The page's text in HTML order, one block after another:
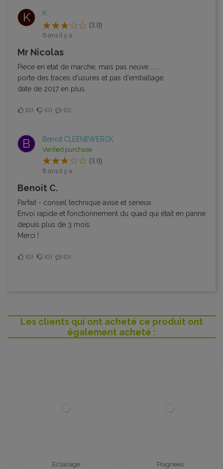
K K.
(3.0)
6 ans il y a
mr Nicolas
Piece en etat de marche, mais pas neuve.......
porte des traces d'usures et pas d'emballage.
date de 2017 en plus.
0 0 0
B Benoit CLEENEWERCK
Verified purchase
(3.0)
8 ans il y a
Benoit C.
Parfait - conseil technique avisé et serieux
Envoi rapide et fonctionnement du quad qui était en panne
depuis plus de 3 mois.
Merci !
0 0 0
Les clients qui ont acheté ce produit ont
également acheté :
Eclairage Poignees